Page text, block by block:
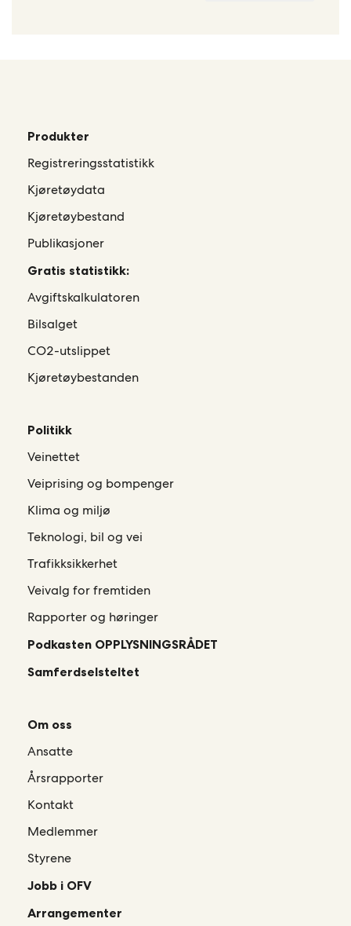
Produkter
Registreringsstatistikk
Kjøretøydata
Kjøretøybestand
Publikasjoner
Gratis statistikk:
Avgiftskalkulatoren
Bilsalget
CO2-utslippet
Kjøretøybestanden
Politikk
Veinettet
Veiprising og bompenger
Klima og miljø
Teknologi, bil og vei
Trafikksikkerhet
Veivalg for fremtiden
Rapporter og høringer
Podkasten OPPLYSNINGSRÅDET
Samferdselsteltet
Om oss
Ansatte
Årsrapporter
Kontakt
Medlemmer
Styrene
Jobb i OFV
Arrangementer